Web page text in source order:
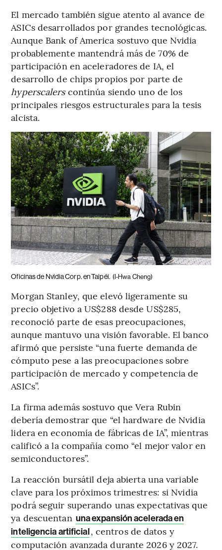
El mercado también sigue atento al avance de
ASICs desarrollados por grandes tecnológicas.
Aunque Bank of America sostuvo que Nvidia
probablemente mantendrá más de 70% de
participación en aceleradores de IA, el
desarrollo de chips propios por parte de
hyperscalers continúa siendo uno de los
principales riesgos estructurales para la tesis
alcista.
Oficinas de Nvidia Corp. en Taipéi. (I-Hwa Cheng)
Morgan Stanley, que elevó ligeramente su
precio objetivo a US$288 desde US$285,
reconoció parte de esas preocupaciones,
aunque mantuvo una visión favorable. El banco
afirmó que persiste “una fuerte demanda de
cómputo pese a las preocupaciones sobre
participación de mercado y competencia de
ASICs”.
La firma además sostuvo que Vera Rubin
debería demostrar que “el hardware de Nvidia
lidera en economía de fábricas de IA”, mientras
calificó a la compañía como “el mejor valor en
semiconductores”.
La reacción bursátil deja abierta una variable
clave para los próximos trimestres: si Nvidia
podrá seguir superando unas expectativas que
ya descuentan una expansión acelerada en
inteligencia artificial, centros de datos y
computación avanzada durante 2026 y 2027.